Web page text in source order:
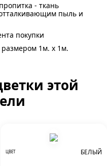
- ткань
пыль и
покупки
размером 1м. x 1м.
этой
ЦВЕТ БЕЛЫЙ